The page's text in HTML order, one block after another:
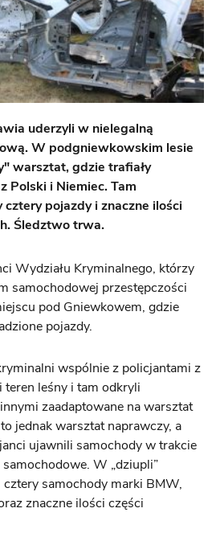
uderzyli w nielegalną
W podgniewkowskim lesie
warsztat, gdzie trafiały
Polski i Niemiec. Tam
cztery pojazdy i znaczne ilości
Śledztwo trwa.
Wydziału Kryminalnego, którzy
samochodowej przestępczości
pod Gniewkowem, gdzie
pojazdy.
wspólnie z policjantami z
leśny i tam odkryli
zaadaptowane na warsztat
jednak warsztat naprawczy, a
ujawnili samochody w trakcie
W „dziupli”
samochody marki BMW,
znaczne ilości części